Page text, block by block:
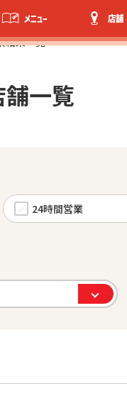
メニュー 店舗
結果一覧
一覧
24時間営業